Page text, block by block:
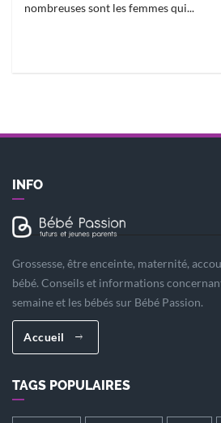
nombreuses sont les femmes qui...
INFO
Grossesse, être enceinte, maternité,
bébé. Conseils et informations
semaine et les bébés sur Bébé Passion.
Accueil
TAGS POPULAIRES